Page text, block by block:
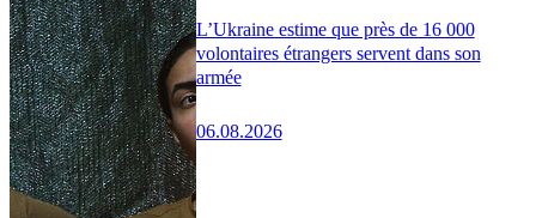
L’Ukraine estime que près de 16 000
volontaires étrangers servent dans son
armée
06.08.2026